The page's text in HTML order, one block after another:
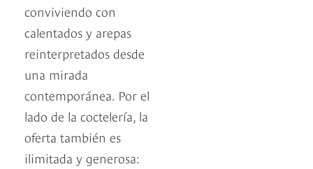
conviviendo con
calentados y arepas
reinterpretados desde
una mirada
contemporánea. Por el
lado de la coctelería, la
oferta también es
ilimitada y generosa: